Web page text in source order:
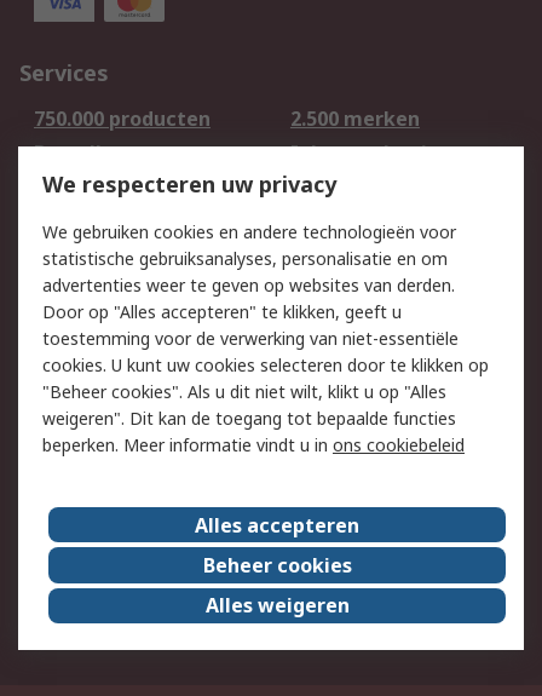
Services
750.000 producten
2.500 merken
Bestellen
Inkoopoplossingen
Retouren
Technisch advies
Track & Trace
Wettelijk
Cookiebeleid
Email veiligheid
Privacybeleid -
Bijgewerkt
Websitevoorwaarden
Algemene
verkoopvoorwaarden
Over RS
RS Group
Over ons
RS wereldwijd
Werken bij RS
ESG
We respecteren uw privacy
We gebruiken cookies en andere technologieën voor
statistische gebruiksanalyses, personalisatie en om
advertenties weer te geven op websites van derden.
Door op "Alles accepteren" te klikken, geeft u
toestemming voor de verwerking van niet-essentiële
cookies. U kunt uw cookies selecteren door te klikken op
"Beheer cookies". Als u dit niet wilt, klikt u op "Alles
weigeren". Dit kan de toegang tot bepaalde functies
beperken. Meer informatie vindt u in ons cookiebeleid
Alles accepteren
Beheer cookies
Alles weigeren